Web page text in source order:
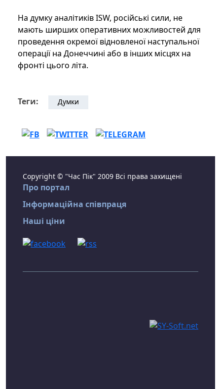
На думку аналітиків ISW, російські сили, не
мають ширших оперативних можливостей для
проведення окремої відновленої наступальної
операції на Донеччині або в інших місцях на
фронті цього літа.
Теги: Думки
Copyright © "Час Пік" 2009 Всі права захищені
Про портал
Інформаційна співпраця
Наші ціни